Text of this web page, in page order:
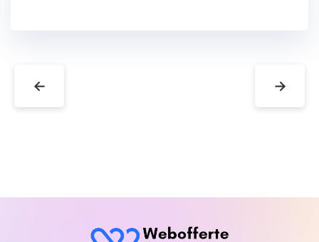
← →